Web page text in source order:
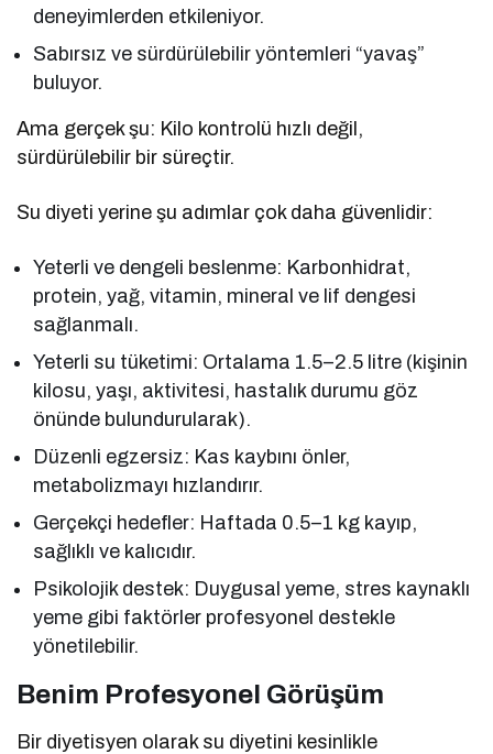
deneyimlerden etkileniyor.
Sabırsız ve sürdürülebilir yöntemleri “yavaş”
buluyor.
Ama gerçek şu: Kilo kontrolü hızlı değil,
sürdürülebilir bir süreçtir.
Su diyeti yerine şu adımlar çok daha güvenlidir:
Yeterli ve dengeli beslenme: Karbonhidrat,
protein, yağ, vitamin, mineral ve lif dengesi
sağlanmalı.
Yeterli su tüketimi: Ortalama 1.5–2.5 litre (kişinin
kilosu, yaşı, aktivitesi, hastalık durumu göz
önünde bulundurularak).
Düzenli egzersiz: Kas kaybını önler,
metabolizmayı hızlandırır.
Gerçekçi hedefler: Haftada 0.5–1 kg kayıp,
sağlıklı ve kalıcıdır.
Psikolojik destek: Duygusal yeme, stres kaynaklı
yeme gibi faktörler profesyonel destekle
yönetilebilir.
Benim Profesyonel Görüşüm
Bir diyetisyen olarak su diyetini kesinlikle